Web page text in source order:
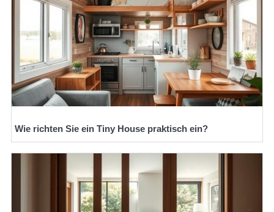
Wie richten Sie ein Tiny House praktisch ein?